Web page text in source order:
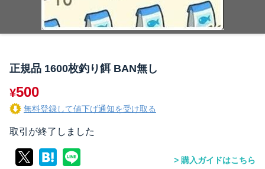
正規品 1600枚釣り餌 BAN無し
¥500
無料登録して値下げ通知を受け取る
取引が終了しました
購入ガイドはこちら